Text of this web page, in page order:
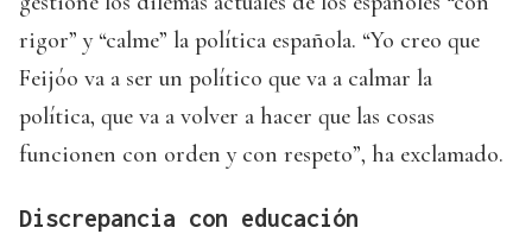
rigor” y “calme” la política española. “Yo creo que
Feijóo va a ser un político que va a calmar la
política, que va a volver a hacer que las cosas
funcionen con orden y con respeto”, ha exclamado.
Discrepancia con educación